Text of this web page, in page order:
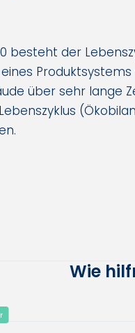
besteht der
über sehr lange
Wie